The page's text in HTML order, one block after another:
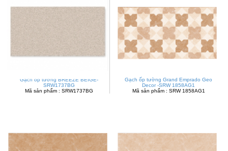
Gạch ốp tường BREEZE BEIGE-
SRW1737BG
Mã sản phẩm : SRW1737BG
Gạch ốp tường Grand Emprado Geo
Decor -SRW 1858AG1
Mã sản phẩm : SRW 1858AG1